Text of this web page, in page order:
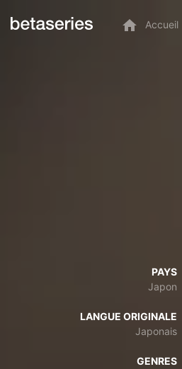
Accueil
PAYS
Japon
LANGUE ORIGINALE
Japonais
GENRES